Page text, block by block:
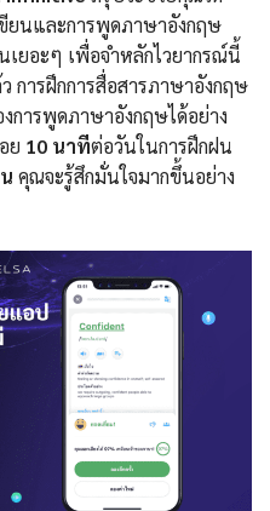
ยนและการพูดภาษาอังกฤษ
ยอะๆ เพื่อจำหลักไวยากรณ์นี้
การฝึกการสื่อสารภาษาอังกฤษ
ารพูดภาษาอังกฤษได้อย่าง
ย 10 นาทีต่อวันในการฝึกฝน
คุณจะรู้สึกมั่นใจมากขึ้นอย่าง